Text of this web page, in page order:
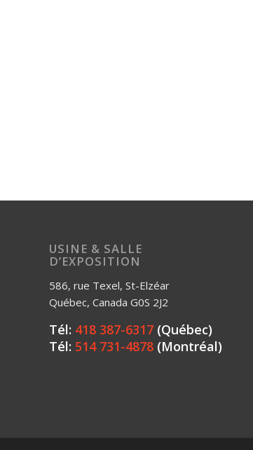
USINE & SALLE
D’EXPOSITION
586, rue Texel, St-Elzéar
Québec, Canada G0S 2J2
Tél: 418 387-6317 (Québec)
Tél: 514 731-4878 (Montréal)